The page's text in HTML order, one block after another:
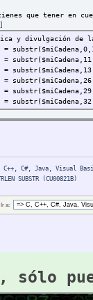
que tener en
y divulgación de
C++, C#, Java, Visual
SUBSTR (CU00821B)
Ir a:
sólo